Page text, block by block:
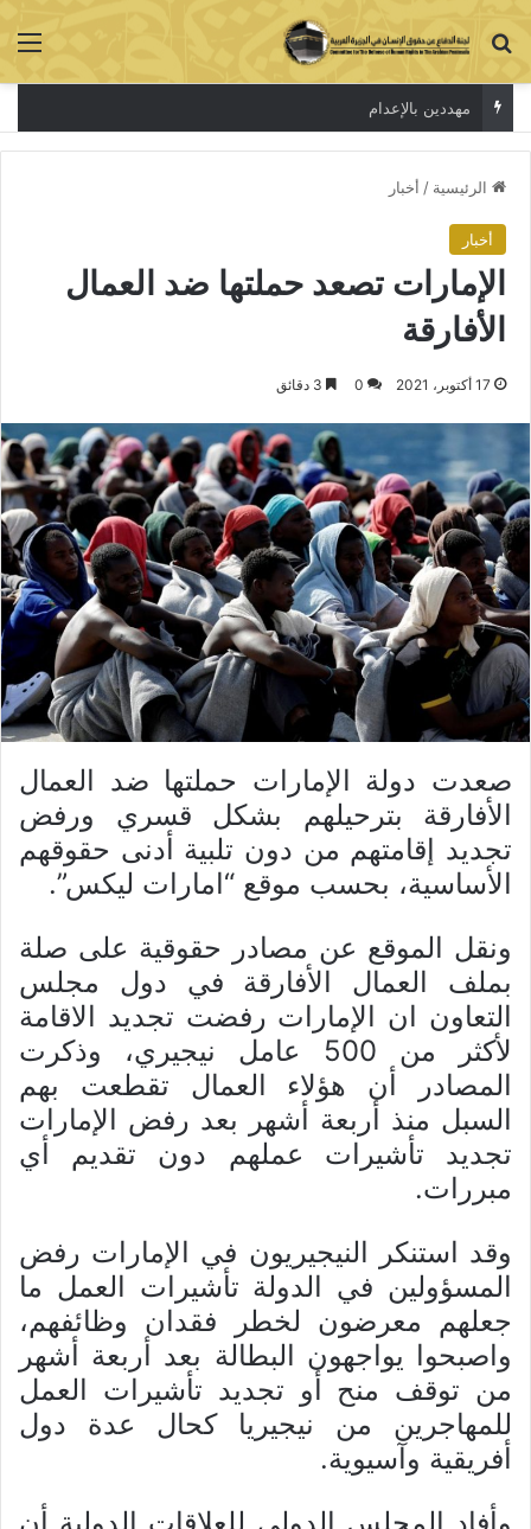
بحث عن
الاعتقال جريمة لا تخفي الحقيقة
الرئيسية / أخبار
أخبار
الإمارات تصعد حملتها ضد العمال
الأفارقة
17 أكتوبر، 2021 0
صعدت دولة الإمارات حملتها ضد العمال
الأفارقة بترحيلهم بشكل قسري ورفض
تجديد إقامتهم من دون تلبية أدنى حقوقهم
الأساسية، بحسب موقع “امارات ليكس”.
ونقل الموقع عن مصادر حقوقية على صلة
بملف العمال الأفارقة في دول مجلس
التعاون ان الإمارات رفضت تجديد الاقامة
لأكثر من 500 عامل نيجيري، وذكرت
المصادر أن هؤلاء العمال تقطعت بهم
السبل منذ أربعة أشهر بعد رفض الإمارات
تجديد تأشيرات عملهم دون تقديم أي
مبررات.
وقد استنكر النيجيريون في الإمارات رفض
المسؤولين في الدولة تأشيرات العمل ما
جعلهم معرضون لخطر فقدان وظائفهم،
واصبحوا يواجهون البطالة بعد أربعة أشهر
من توقف منح أو تجديد تأشيرات العمل
للمهاجرين من نيجيريا كحال عدة دول
أفريقية وآسيوية.